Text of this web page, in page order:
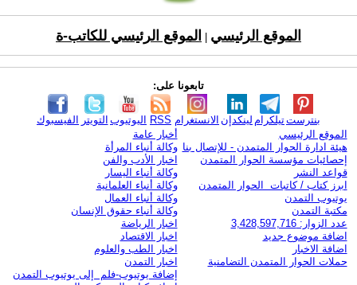
الموقع الرئيسي الموقع الرئيسي للكاتب-ة
تابعونا على:
الفيسبوك التويتر اليوتيوب RSS الانستغرام لينكدإن تيلكرامبنترست
الموقع الرئيسي
هيئة ادارة الحوار المتمدن - للإتصال بنا
إحصائيات مؤسسة الحوار المتمدن
قواعد النشر
ابرز كتاب / كاتبات الحوار المتمدن
يوتيوب التمدن
مكتبة التمدن
عدد الزوار: 3,428,597,716
اضافة موضوع جديد
اضافة الاخبار
حملات الحوار المتمدن التضامنية
أخبار عامة
وكالة أنباء المرأة
اخبار الأدب والفن
وكالة أنباء اليسار
وكالة أنباء العلمانية
وكالة أنباء العمال
وكالة أنباء حقوق الإنسان
اخبار الرياضة
اخبار الاقتصاد
اخبار الطب والعلوم
اخبار التمدن
إضافة يوتيوب-فلم إلى يوتيوب التمدن